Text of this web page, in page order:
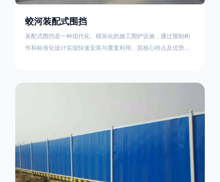
蛟河装配式围挡
装配式围挡是一种现代化、模块化的施工围护设施，通过预制构
件和标准化设计实现快速安装与重复利用。其核心特点及优势如
撑、横撑加强筋等部件增强整体稳定性立柱规格：通常为